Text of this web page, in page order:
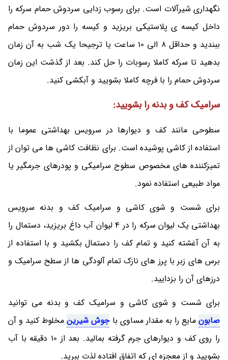
نگهداری شیرآلات است. برای رسوب زدایی سردوش حمام سرکه را
داخل کیسه ی پلاستیکی بریزید و کیسه را دور سردوش حمام
ببندید و حداقل 8 الی 10 ساعت یا ترجیحا یک شب به آن زمان
بدهید تا سرکه کاملا رسوبات را حل کند. بعد از گذشت این زمان
سردوش حمام را با فرچه کاملا بشویید و آبکشی کنید.
سرامیک کف و بدنه را بشویید:
سطوحی مانند کف و دیوارها در سرویس بهداشتی عموما با
استفاده از کاشی پوشیده است. برای نظافت کاشی ها می توان از
تمیزکننده های مخصوص سطوح سرامیکی و پودرهای جرمگیر یا
مواد طبیعی استفاده نمود.
برای شست و شوی کاشی و سرامیک کف و بدنه سرویس
بهداشتی یک لیوان سرکه را در 4 لیوان آب داغ بریزید، دستمال را
به آن آغشته کنید و تمام کف را دستمال بکشید و با استفاده از
برس های زبر با پرز های نازک تمام آلودگی ها از سطح سرامیک و
درزهای آن را بزدایید.
برای شست و شوی کاشی و سرامیک کف و بدنه می توانید
صابونمایع را به مقدار مساوی باجوش شیرینمخلوط کنید و آن
را روی کف و دیوارهای جرم گرفته بمالید. بعد از 10 دقیقه با آب
بشویید و از معجزه ای که اتفاق افتاده لذت ببرید.